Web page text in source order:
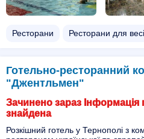
Ресторани Ресторани для
Готельно-ресторанний
"Джентльмен"
Зачинено зараз Інформація
знайдена
Розкішний готель у Тернополі з